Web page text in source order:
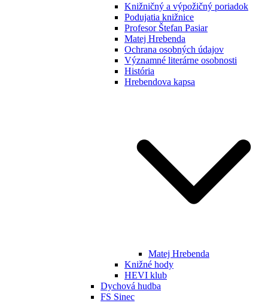
Knižničný a výpožičný poriadok
Podujatia knižnice
Profesor Štefan Pasiar
Matej Hrebenda
Ochrana osobných údajov
Významné literárne osobnosti
História
Hrebendova kapsa
Matej Hrebenda
Knižné hody
HEVI klub
Dychová hudba
FS Sinec